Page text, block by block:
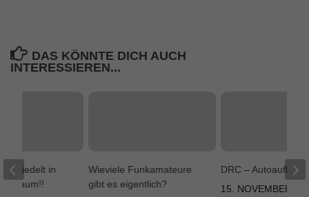
DAS KÖNNTE DICH AUCH
INTERESSIEREN...
Wieviele Funkamateure
gibt es eigentlich?
DRC –
15. NOVEMBER
in
Raum!!